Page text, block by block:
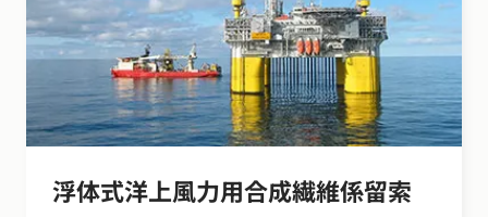
浮体式洋上風力用合成繊維係留索